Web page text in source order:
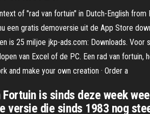
of "rad van fortuin" in Dutch-English
een gratis demoversie uit de App Store
is 25 miljoe jkp-ads.com: Downloads. Voor
van Excel of de PC. Een rad van fortuin,
and make your own creation · Order a
Fortuin is sinds deze week
versie die sinds 1983 nog